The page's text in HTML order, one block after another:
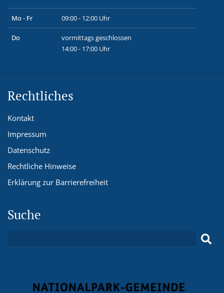
Mo - Fr 09:00 - 12:00 Uhr
Do
vormittags geschlossen
14:00 - 17:00 Uhr
Rechtliches
Kontakt
Impressum
Datenschutz
Rechtliche Hinweise
Erklärung zur Barrierefreiheit
Suche